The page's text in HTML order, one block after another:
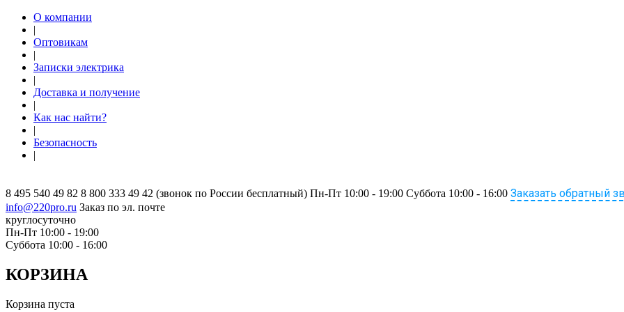
О компании
|
Оптовикам
|
Записки электрика
|
Доставка и получение
|
Как нас найти?
|
Безопасность
|
8 495 540 49 82 8 800 333 49 42 (звонок по России бесплатный) Пн-Пт 10:00 - 19:00 Суббота 10:00 - 16:00 Заказать обратный
info@220pro.ru Заказ по эл. почте
круглосуточно
Пн-Пт 10:00 - 19:00
Суббота 10:00 - 16:00
КОРЗИНА
Корзина пуста